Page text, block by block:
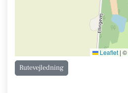
Leaflet | ©
Rutevejledning